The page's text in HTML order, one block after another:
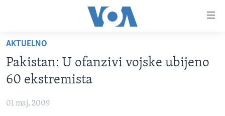
glavni
sadržaj
Idi
na
glavnu
navigaciju
NASLOVNA
RUBRIKE
BALKAN
OTVORENI STUDIO
AKTUELNO
Pakistan: U ofanzivi vojske ubijeno
60 ekstremista
01 maj, 2009